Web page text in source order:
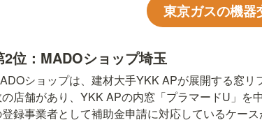
東京ガスの機器
2位：MADOショップ埼玉
ショップは、建材大手YKK APが展開する窓
店舗があり、YKK APの内窓「プラマードU」を
録事業者として補助金申請に対応しているケー